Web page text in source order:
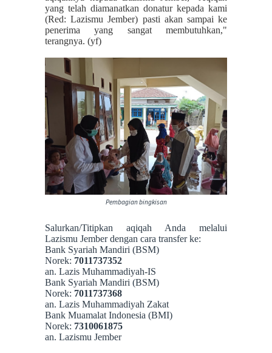
yang telah diamanatkan donatur kepada kami
(Red: Lazismu Jember) pasti akan sampai ke
penerima yang sangat membutuhkan,"
terangnya. (yf)
Pembagian bingkisan
Salurkan/Titipkan aqiqah Anda melalui
Lazismu Jember dengan cara transfer ke:
Bank Syariah Mandiri (BSM)
Norek: 7011737352
an. Lazis Muhammadiyah-IS
Bank Syariah Mandiri (BSM)
Norek: 7011737368
an. Lazis Muhammadiyah Zakat
Bank Muamalat Indonesia (BMI)
Norek: 7310061875
an. Lazismu Jember